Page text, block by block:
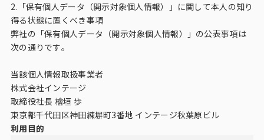
2.「保有個人データ（開示対象個人情報）」に関して本人の知り
得る状態に置くべき事項
弊社の「保有個人データ（開示対象個人情報）」の公表事項は
次の通りです。
当該個人情報取扱事業者
株式会社インテージ
取締役社長 檜垣 歩
東京都千代田区神田練塀町3番地 インテージ秋葉原ビル
利用目的